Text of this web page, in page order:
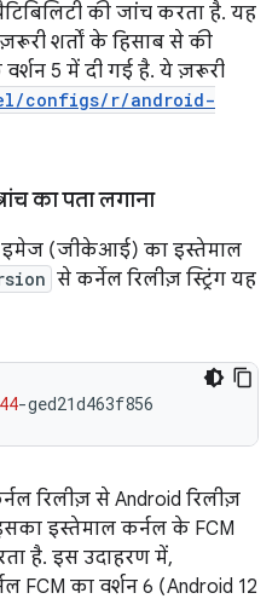
की जांच करता है. यह
शर्तों के हिसाब से की
5 में दी गई है. ये ज़रूरी
configs/r/android-
का पता लगाना
इमेज (जीकेआई) का इस्तेमाल
से कर्नेल रिलीज़ स्ट्रिंग यह
-ged21d463f856
रिलीज़ से Android रिलीज़
इस्तेमाल कर्नल के FCM
है. इस उदाहरण में,
FCM का वर्शन 6 (Android 12